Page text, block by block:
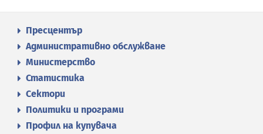
Пресцентър
Административно обслужване
Министерство
Статистика
Сектори
Политики и програми
Профил на купувача